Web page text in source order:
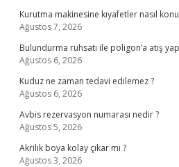
Kurutma makinesine kıyafetler nasıl
Ağustos 7, 2026
Bulundurma ruhsatı ile poligon’a atış
Ağustos 6, 2026
Kuduz ne zaman tedavi edilemez ?
Ağustos 6, 2026
Avbis rezervasyon numarası nedir ?
Ağustos 5, 2026
Akrilik boya kolay çıkar mı ?
Ağustos 3, 2026